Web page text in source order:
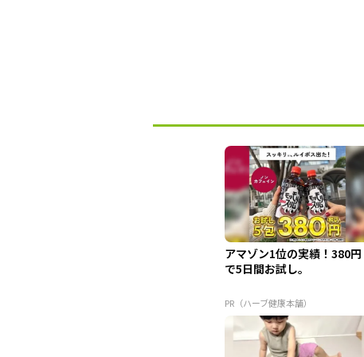
アマゾン1位の実績！380円
で5日間お試し。
PR（ハーブ健康本舗）